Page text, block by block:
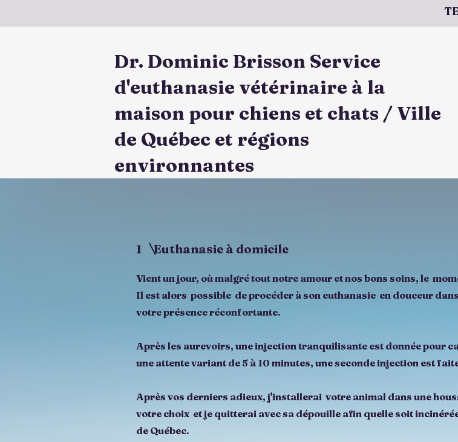
Dr. Dominic Brisson Service
d'euthanasie vétérinaire à la
maison pour chiens et chats / Ville
de Québec et régions
environnantes
1 Euthanasie à domicile
Vient un jour, où malgré tout notre amour et nos bons soins, le
Il est alors possible de procéder à son euthanasie en douceur
votre présence réconfortante.
Après les aurevoirs, une injection tranquilisante est donnée pour
une attente variant de 5 à 10 minutes, une seconde injection est
Après vos derniers adieux, j'installerai votre animal dans une
votre choix et je quitterai avec sa dépouille afin quelle soit
de Québec.